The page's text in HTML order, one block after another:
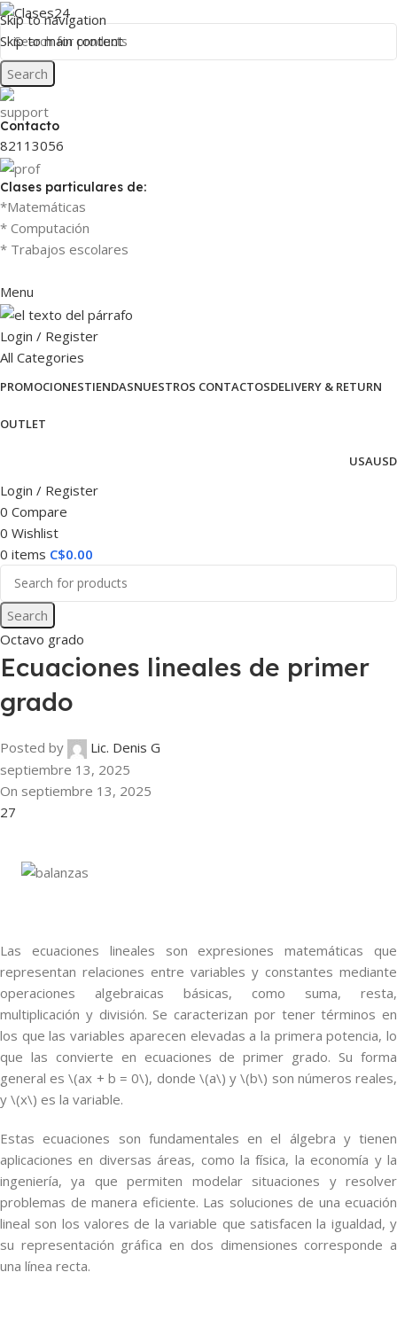
Skip to navigation
Skip to main content
Search
Contacto
82113056
Clases particulares de:
*Matemáticas
* Computación
* Trabajos escolares
Menu
Login / Register
All Categories
PROMOCIONESTIENDASNUESTROS CONTACTOSDELIVERY & RETURN
OUTLET
USAUSD
Login / Register
0 Compare
0 Wishlist
0 items C$0.00
Search
Octavo grado
Ecuaciones lineales de primer
grado
Posted by
Lic. Denis G
septiembre 13, 2025
On septiembre 13, 2025
27
Las ecuaciones lineales son expresiones matemáticas que
representan relaciones entre variables y constantes mediante
operaciones algebraicas básicas, como suma, resta,
multiplicación y división. Se caracterizan por tener términos en
los que las variables aparecen elevadas a la primera potencia, lo
que las convierte en ecuaciones de primer grado. Su forma
general es \(ax + b = 0\), donde \(a\) y \(b\) son números reales,
y \(x\) es la variable.
Estas ecuaciones son fundamentales en el álgebra y tienen
aplicaciones en diversas áreas, como la física, la economía y la
ingeniería, ya que permiten modelar situaciones y resolver
problemas de manera eficiente. Las soluciones de una ecuación
lineal son los valores de la variable que satisfacen la igualdad, y
su representación gráfica en dos dimensiones corresponde a
una línea recta.